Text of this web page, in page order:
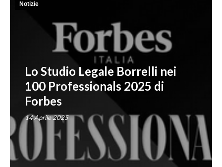
Notizie
Lo Studio Legale Borrelli nei
100 Professionals 2025 di
Forbes
14 Aprile 2025